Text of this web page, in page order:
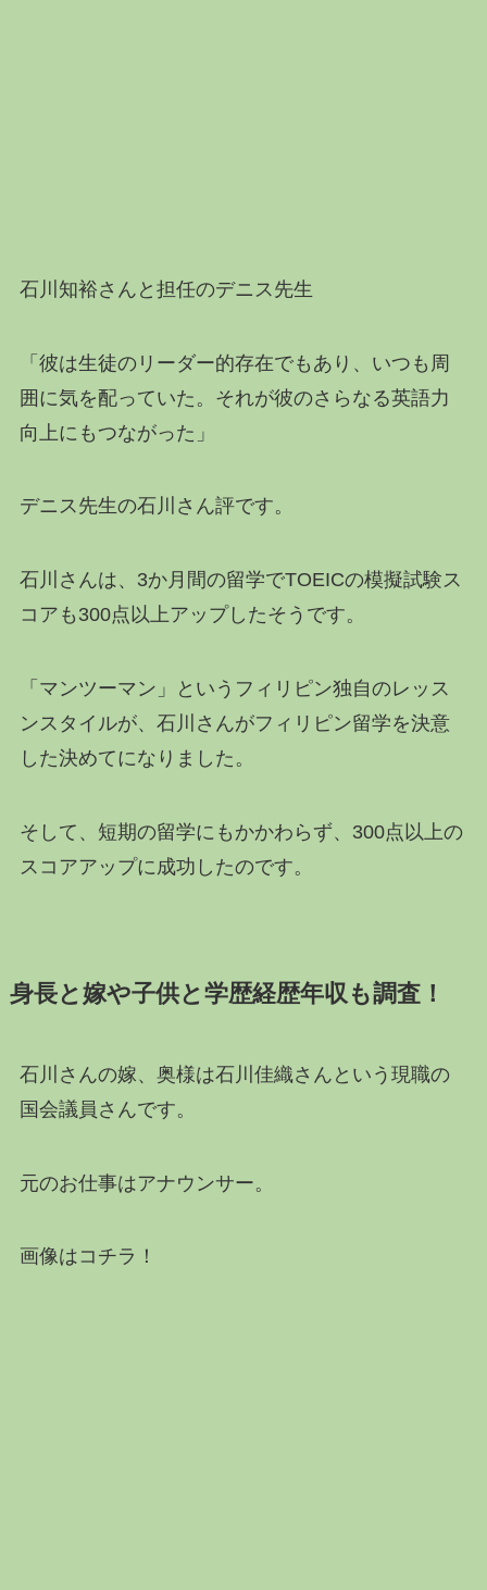
石川知裕さんと担任のデニス先生
「彼は生徒のリーダー的存在でもあり、いつも周
囲に気を配っていた。それが彼のさらなる英語力
向上にもつながった」
デニス先生の石川さん評です。
石川さんは、3か月間の留学でTOEICの模擬試験ス
コアも300点以上アップしたそうです。
「マンツーマン」というフィリピン独自のレッス
ンスタイルが、石川さんがフィリピン留学を決意
した決めてになりました。
そして、短期の留学にもかかわらず、300点以上の
スコアアップに成功したのです。
身長と嫁や子供と学歴経歴年収も調査！
石川さんの嫁、奥様は石川佳織さんという現職の
国会議員さんです。
元のお仕事はアナウンサー。
画像はコチラ！